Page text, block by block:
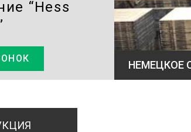
“Hess
НЕМЕЦКОЕ